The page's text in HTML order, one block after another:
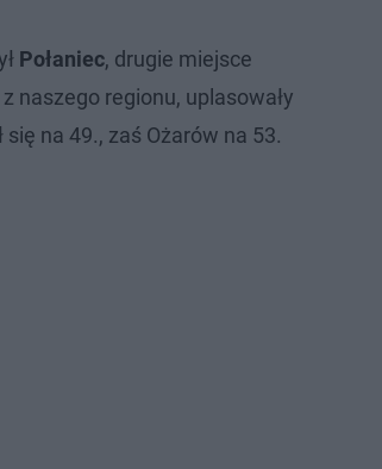
Połaniec, drugie miejsce
naszego regionu, uplasowały
na 49., zaś Ożarów na 53.